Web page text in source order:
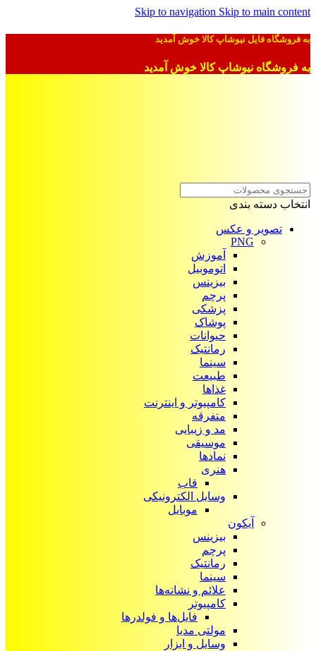
Skip to navigation Skip to main content
به فروشگاه فایل نیوشاپ کالا خوش آمدید
به فروشگاه نیوشاپ کالا خوش آمدید
انتخاب دسته بندی
تصویر و عکس
PNG
آموزش
اتوموبیل
بیزینس
پرچم
پزشکی
پوشاک
حیوانات
رمانتیک
سینما
طبیعت
غذاها
کامپیوتر و اینترنت
متفرقه
مد و زیبایی
موسیقی
نمادها
هنری
قاب
وسایل الکترونیکی
موبایل
آیکون‌
بیزینس
پرچم
رمانتیک
سینما
علائم و نشانه‌ها
کامپیوتر
فایل‌ها و فولدرها
مولتی مدیا
وسایل و ابزار